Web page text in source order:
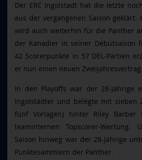
Der ERC Ingolstadt hat die letzte
aus der vergangenen Saison geklärt.
wird auch weiterhin für die Panther
der Kanadier in seiner Debütsaison
42 Scorerpunkte in 57 DEL-Partien
er nun einen neuen Zweijahresvertrag.
In den Playoffs war der 28-Jährige
Ingolstädter und belegte mit sieben
fünf Vorlagen) hinter Riley Barber
teaminternen Topscorer-Wertung.
Saison hinweg war der 28-Jährige
Punktesammlern der Panther.